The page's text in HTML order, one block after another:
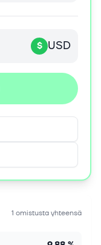
$ USD
1 omistusta yhteensä